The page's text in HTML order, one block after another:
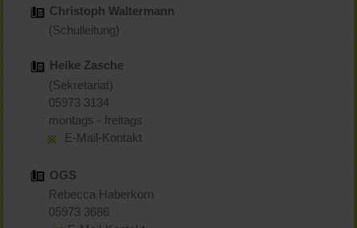
Christoph Waltermann
(Schulleitung)
Heike Zasche
(Sekretariat)
05973 3134
montags - freitags
E-Mail-Kontakt
OGS
Rebecca Haberkorn
05973 3686